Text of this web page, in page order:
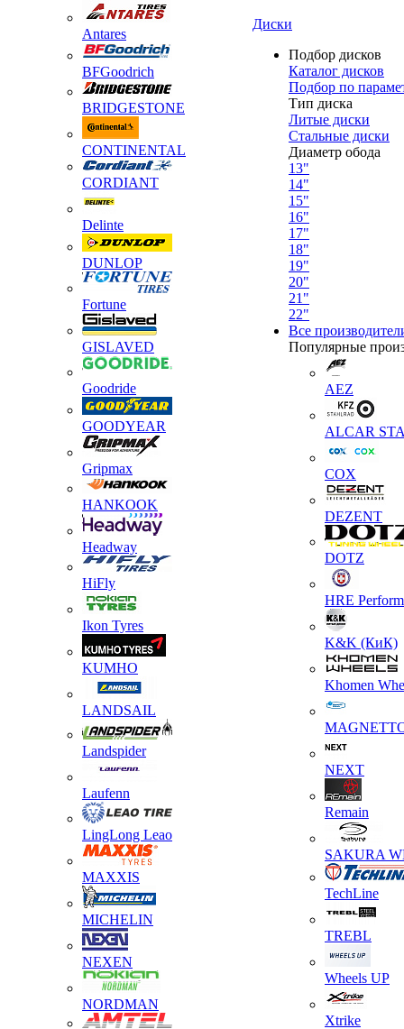
Antares
BFGoodrich
BRIDGESTONE
CONTINENTAL
CORDIANT
Delinte
DUNLOP
Fortune
GISLAVED
Goodride
GOODYEAR
Gripmax
HANKOOK
Headway
HiFly
Ikon Tyres
KUMHO
LANDSAIL
Landspider
Laufenn
LingLong Leao
MAXXIS
MICHELIN
NEXEN
NORDMAN
Диски
Подбор дисков
Каталог дисков
Подбор по
Тип диска
Литые диски
Стальные диски
Диаметр обода
13"
14"
15"
16"
17"
18"
19"
20"
21"
22"
Все
Популярные
AEZ
ALCAR
COX
DEZENT
DOTZ
HRE
K&K (КиК)
Khomen
NEXT
Remain
SAKURA
TechLine
TREBL
Wheels UP
Xtrike